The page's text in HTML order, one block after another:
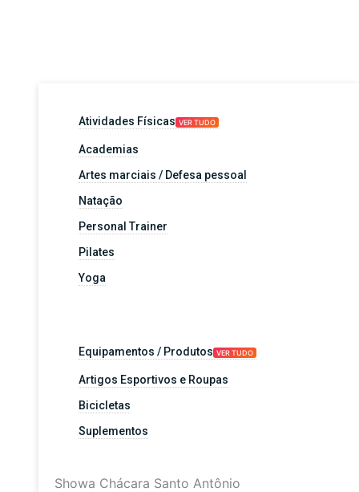
Atividades Físicas VER TUDO
Academias
Artes marciais / Defesa pessoal
Natação
Personal Trainer
Pilates
Yoga
Equipamentos / Produtos VER TUDO
Artigos Esportivos e Roupas
Bicicletas
Suplementos
Showa Chácara Santo Antônio